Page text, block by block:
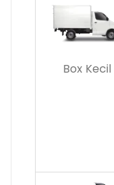
Box Kecil